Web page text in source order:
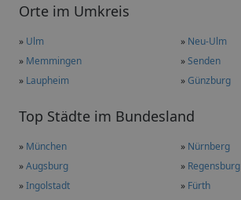
Orte im Umkreis
» Ulm » Neu-Ulm
» Memmingen »Senden
» Laupheim »Günzburg
Top Städte im Bundesland
» München » Nürnberg
»Augsburg » Regensburg
»Ingolstadt » Fürth